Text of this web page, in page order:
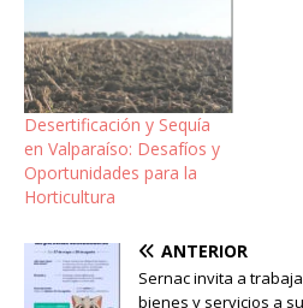
Desertificación y Sequía
en Valparaíso: Desafíos y
Oportunidades para la
Horticultura
ANTERIOR
Sernac invita a
bienes y servicios a